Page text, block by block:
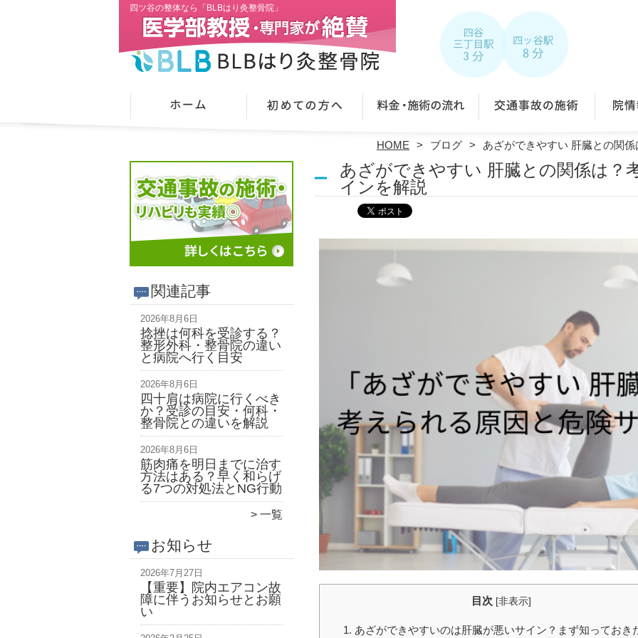
四ツ谷の整体なら「BLBはり灸整骨院」
HOME ブログ あざができやすい 肝臓との関
関連記事
2026年8月6日
捻挫は何科を受診する？
整形外科・整骨院の違い
と病院へ行く目安
2026年8月6日
四十肩は病院に行くべき
か？受診の目安・何科・
整骨院との違いを解説
2026年8月6日
筋肉痛を明日までに治す
方法はある？早く和らげ
る7つの対処法とNG行動
一覧
お知らせ
2026年7月27日
【重要】院内エアコン故
障に伴うお知らせとお願
い
あざができやすい 肝臓との関係は？
インを解説
目次 [非表示]
1. あざができやすいのは肝臓が悪いサイン？まず知っておき